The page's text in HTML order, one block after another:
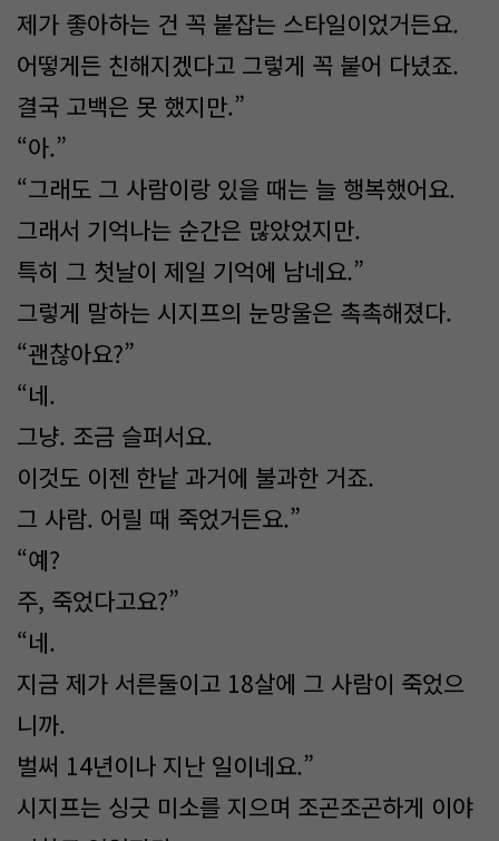
제가 좋아하는 건 꼭 붙잡는 스타일이었거든요.
어떻게든 친해지겠다고 그렇게 꼭 붙어 다녔죠.
결국 고백은 못 했지만.”
“아.”
“그래도 그 사람이랑 있을 때는 늘 행복했어요.
그래서 기억나는 순간은 많았었지만.
특히 그 첫날이 제일 기억에 남네요.”
그렇게 말하는 시지프의 눈망울은 촉촉해졌다.
“괜찮아요?”
“네.
그냥. 조금 슬퍼서요.
이것도 이젠 한낱 과거에 불과한 거죠.
그 사람. 어릴 때 죽었거든요.”
“예?
주, 죽었다고요?”
“네.
지금 제가 서른둘이고 18살에 그 사람이 죽었으
니까.
벌써 14년이나 지난 일이네요.”
시지프는 싱긋 미소를 지으며 조곤조곤하게 이야